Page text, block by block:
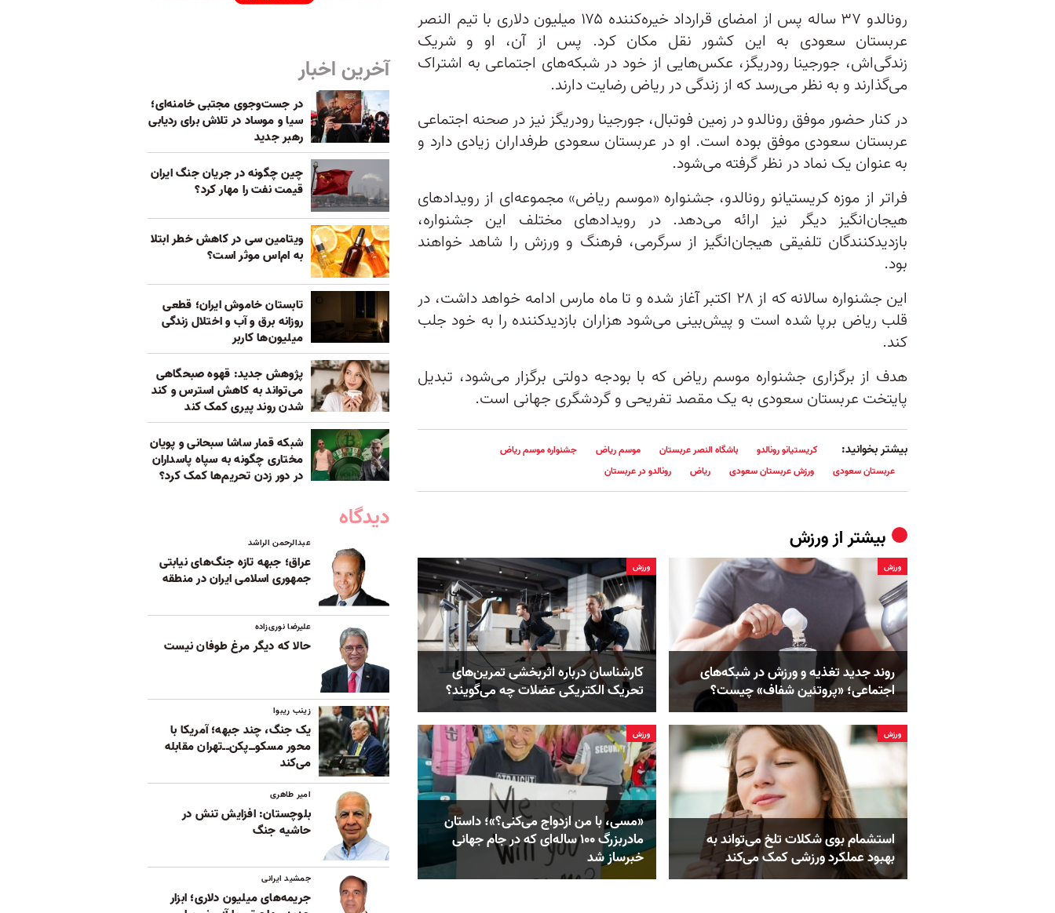
رونالدو ۳۷ ساله پس از امضای قرارداد خیره‌کننده ۱۷۵ میلیون دلاری با تیم النصر
عربستان سعودی به این کشور نقل مکان کرد. پس از آن، او و شریک
زندگی‌اش، جورجینا رودریگز، عکس‌هایی از خود در شبکه‌های اجتماعی به اشتراک
می‌گذارند و به نظر می‌رسد که از زندگی در ریاض رضایت دارند.
در کنار حضور موفق رونالدو در زمین فوتبال، جورجینا رودریگز نیز در صحنه اجتماعی
عربستان سعودی موفق بوده است. او در عربستان سعودی طرفداران زیادی دارد و
به عنوان یک نماد در نظر گرفته می‌شود.
فراتر از موزه کریستیانو رونالدو، جشنواره «موسم ریاض» مجموعه‌ای از رویدادهای
هیجان‌انگیز دیگر نیز ارائه می‌دهد. در رویدادهای مختلف این جشنواره،
بازدیدکنندگان تلفیقی هیجان‌انگیز از سرگرمی، فرهنگ و ورزش را شاهد خواهند
بود.
این جشنواره سالانه که از ۲۸ اکتبر آغاز شده و تا ماه مارس ادامه خواهد داشت، در
قلب ریاض برپا شده است و پیش‌بینی می‌شود هزاران بازدیدکننده را به خود جلب
کند.
هدف از برگزاری جشنواره موسم ریاض که با بودجه دولتی برگزار می‌شود، تبدیل
پایتخت عربستان سعودی به یک مقصد تفریحی و گردشگری جهانی است.
بیشتر بخوانید: کریستیانو رونالدو باشگاه النصر عربستان موسم ریاض
جشنواره موسم ریاض
عربستان سعودی
ورزش عربستان سعودی ریاض رونالدو در عربستان
بیشتر ازورزش
ورزش
روند جدید تغذیه و ورزش در شبکه‌های
اجتماعی؛ «پروتئین شفاف» چیست؟
ورزش
کارشناسان درباره اثربخشی تمرین‌های
تحریک الکتریکی عضلات چه می‌گویند؟
ورزش
استشمام بوی شکلات تلخ می‌تواند به
بهبود عملکرد ورزشی کمک می‌کند
ورزش
«مسی، با من ازدواج می‌کنی؟»؛ داستان
مادربزرگ ۱۰۰ ساله‌ای که در جام جهانی
خبرساز شد
آخرین اخبار
در جست‌و‌جوی مجتبی خامنه‌ای؛
سیا و موساد در تلاش‌ برای ردیابی
رهبر جدید
چین چگونه در جریان جنگ ایران
قیمت نفت را مهار کرد؟
ویتامین سی در کاهش خطر ابتلا
به ام‌اس موثر است؟
تابستان خاموش ایران؛ قطعی
روزانه برق و آب و اختلال زندگی
میلیون‌ها کاربر
پژوهش جدید: قهوه صبحگاهی
می‌تواند به کاهش استرس و کند
شدن روند پیری کمک کند
شبکه قمار ساشا سبحانی و پویان
مختاری چگونه به سپاه پاسداران
در دور زدن تحریم‌ها کمک کرد؟
دیدگاه
عبدالرحمن الراشد
عراق؛ جبهه تازه جنگ‌های نیابتی
جمهوری اسلامی ایران در منطقه
علیرضا نوری‌زاده
حالا که دیگر مرغ طوفان نیست
زینب ریبوا
یک جنگ، چند جبهه؛ آمریکا با
محور مسکوــ‌پکن‌ــ‌تهران مقابله
می‌کند
امیر طاهری
بلوچستان: افزایش تنش در
حاشیه جنگ
جمشید ایرانی
جریمه‌های میلیون دلاری؛ ابزار